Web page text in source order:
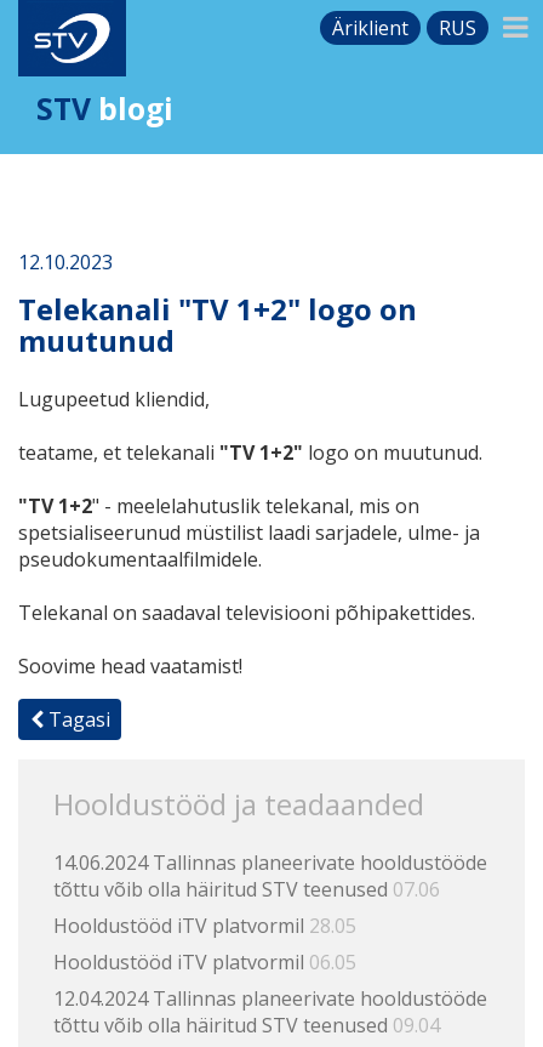
Äriklient RUS
STV blogi
12.10.2023
Telekanali "TV 1+2" logo on
muutunud
Lugupeetud kliendid,
teatame, et telekanali "TV 1+2" logo on muutunud.
"TV 1+2"​ - meelelahutuslik telekanal, mis on
spetsialiseerunud müstilist laadi sarjadele, ulme- ja
pseudokumentaalfilmidele.
Telekanal on saadaval televisiooni põhipakettides.
Soovime head vaatamist!
Tagasi
Hooldustööd ja teadaanded
14.06.2024 Tallinnas planeerivate hooldustööde
tõttu võib olla häiritud STV teenused 07.06
Hooldustööd iTV platvormil 28.05
Hooldustööd iTV platvormil 06.05
12.04.2024 Tallinnas planeerivate hooldustööde
tõttu võib olla häiritud STV teenused 09.04